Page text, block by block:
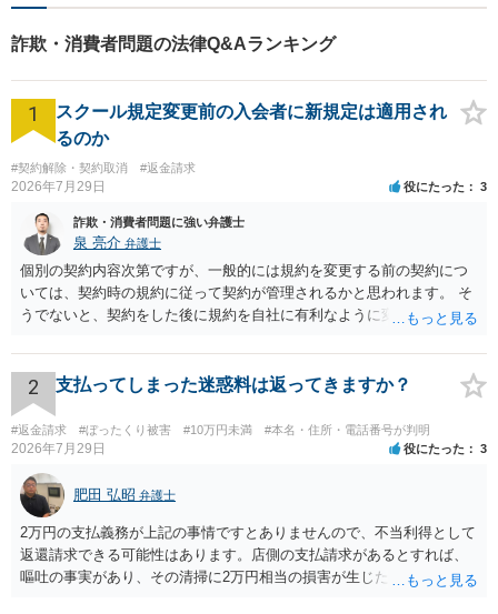
た。発信者情報開示請求などといった余計な費用をかけずに相談者の悩みを
解決できました。 【先生のコメント】 今回のケースは、弁護士として対応す
解決ができました。法律だけでない総合的な解決の提供が弊所の強みです。
詐欺・消費者問題の法律Q&Aランキング
1
スクール規定変更前の入会者に新規定は適用され
るのか
#契約解除・契約取消 #返金請求
2026年7月29日 役にたった 3
詐欺・消費者問題に強い弁護士
泉 亮介 弁護士
個別の契約内容次第ですが、一般的には規約を変更する前の契約につ
いては、契約時の規約に従って契約が管理されるかと思われます。 そ
うでないと、契約をした後に規約を自社に有利なように変更し、それ
る場合があるかと思われます。
2 支払ってしまった迷惑料は返ってきますか？
#返金請求 #ぼったくり被害 #10万円未満 #本名・住所・電話番号が判明
2026年7月29日 役にたった 3
肥田 弘昭 弁護士
2万円の支払義務が上記の事情ですとありませんので、不当利得として
返還請求できる可能性はあります。店側の支払請求があるとすれば、
嘔吐の事実があり、その清掃に2万円相当の損害が生じた場合です。ご